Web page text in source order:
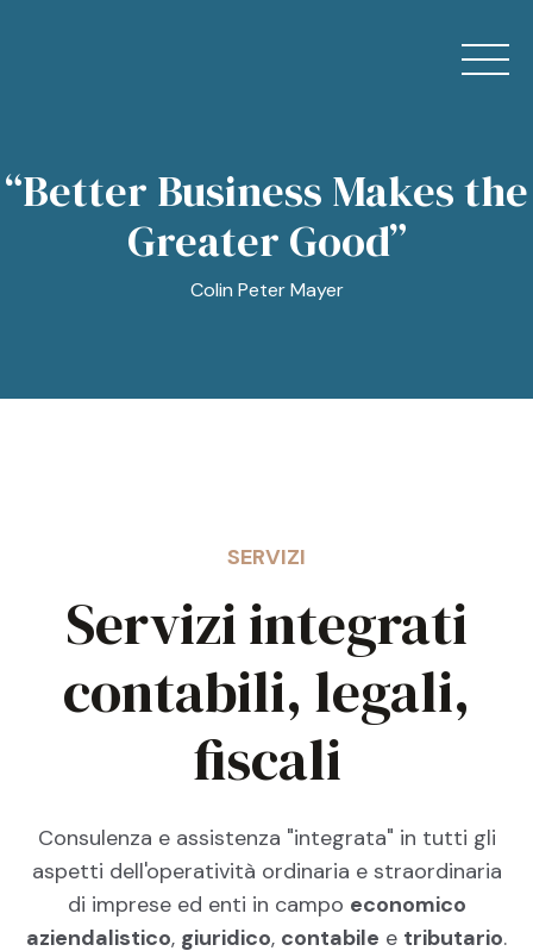
Home
Chi Siamo
“Better Business Makes the
Greater Good”
Colin Peter Mayer
SERVIZI
Servizi integrati
contabili, legali,
fiscali
Consulenza e assistenza "integrata" in tutti gli
aspetti dell'operatività ordinaria e straordinaria
di imprese ed enti in campo economico
aziendalistico, giuridico, contabile e tributario.